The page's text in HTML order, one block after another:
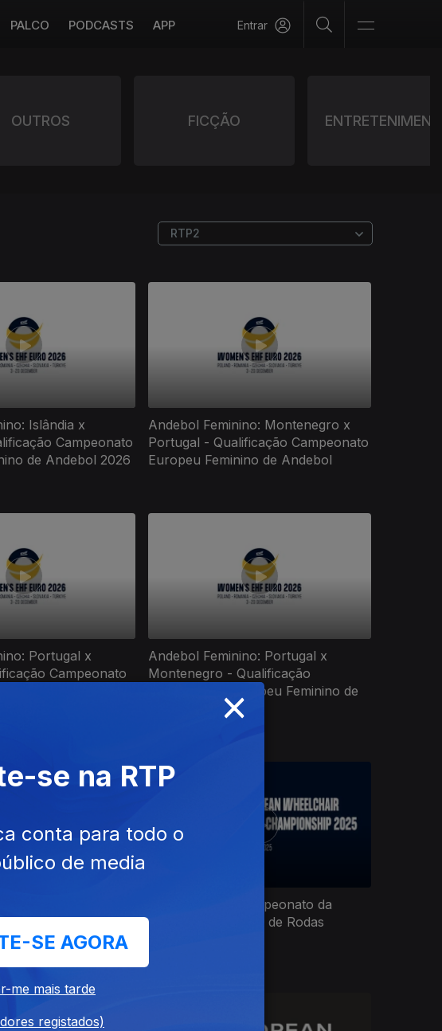
PALCO PODCASTS APP Entrar
OUTROS FICÇÃO
Islândia x
Campeonato
de Andebol 2026
Andebol Feminino: Montenegro x
Portugal - Qualificação Campeonato
Europeu Feminino de Andebol
Portugal x
Campeonato
Andebol Feminino: Portugal x
Montenegro - Qualificação
Campeonato Europeu Feminino de
Andebol 2026
Masculino
Andebol: EHF Campeonato da
Europa em Cadeira de Rodas
×
se na RTP
conta para todo o
de media
SE AGORA
me mais tarde
registados)